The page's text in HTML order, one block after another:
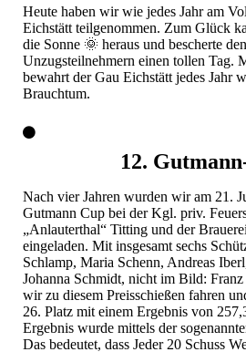
Heute haben wir wie jedes Jahr am
Eichstätt teilgenommen. Zum Glück
die Sonne 🌞 heraus und bescherte
Unzugsteilnehmern einen tollen Tag.
bewahrt der Gau Eichstätt jedes Jahr
Brauchtum.
12.
Nach vier Jahren wurden wir am 21.
Gutmann Cup bei der Kgl. priv.
„Anlauterthal“ Titting und der
eingeladen. Mit insgesamt sechs
Schlamp, Maria Schenn, Andreas
Johanna Schmidt, nicht im Bild:
wir zu diesem Preisschießen fahren
26. Platz mit einem Ergebnis von
Ergebnis wurde mittels der
Das bedeutet, dass Jeder 20 Schuss